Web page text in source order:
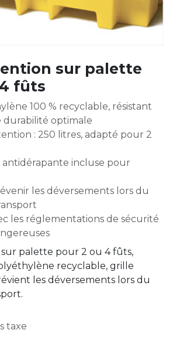
sur palette
fûts
100 % recyclable, résistant
durabilité optimale
: 250 litres, adapté pour 2
antidérapante incluse pour
les déversements lors du
les réglementations de sécurité
palette pour 2 ou 4 fûts,
recyclable, grille
les déversements lors du
taxe